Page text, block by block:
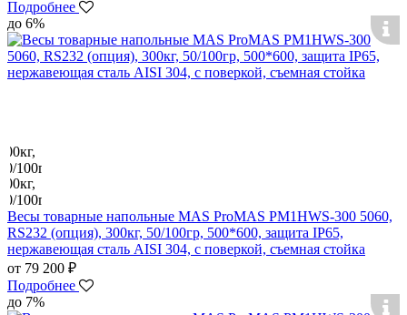
Подробнее
до 6%
Весы товарные напольные MAS ProMAS PM1HWS-300 5060,
RS232 (опция), 300кг, 50/100гр, 500*600, защита IP65,
нержавеющая сталь AISI 304, с поверкой, съемная стойка
от 79 200 ₽
Подробнее
до 7%